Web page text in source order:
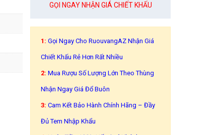
GỌI NGAY NHẬN GIÁ CHIẾT KHẤU
1:Gọi Ngay Cho RuouvangAZ Nhận Giá
Chiết Khấu Rẻ Hơn Rất Nhiều
2:Mua Rượu Số Lượng Lớn Theo Thùng
Nhận Ngay Giá Đổ Buôn
3: Cam Kết Bảo Hành Chính Hãng – Đầy
Đủ Tem Nhập Khẩu